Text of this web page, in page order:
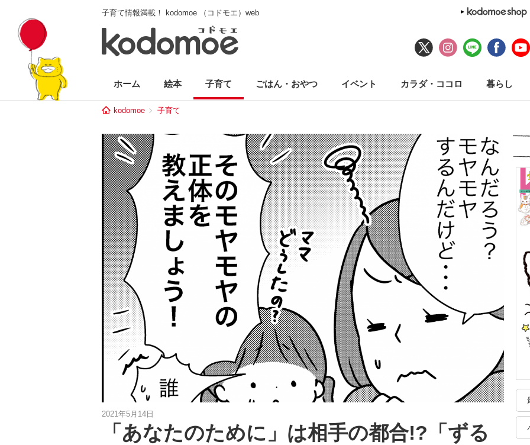
子育て情報満載！ kodomoe （コドモエ）web
ホーム 絵本 子育て ごはん・おやつ イベント カラダ・ココロ 暮らし
kodomoe 子育て
2021年5月14日
「あなたのために」は相手の都合!?「ずる